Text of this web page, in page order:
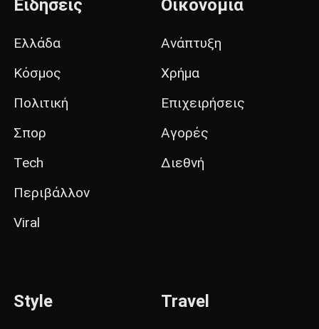
Ειδήσεις
Ελλάδα
Κόσμος
Πολιτική
Σπορ
Tech
Περιβάλλον
Viral
Οικονομία
Ανάπτυξη
Χρήμα
Επιχειρήσεις
Αγορές
Διεθνή
Style Travel